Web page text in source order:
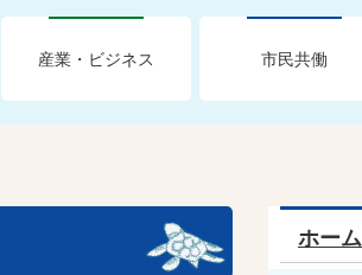
産業・ビジネス 市民共働
ホーム